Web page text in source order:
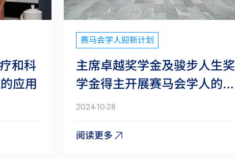
和科
应用
赛马会学人迎新计划
主席卓越奖学金及骏步人生奖
学金得主开展赛马会学人的成
长之旅
2024-10-28
阅读更多